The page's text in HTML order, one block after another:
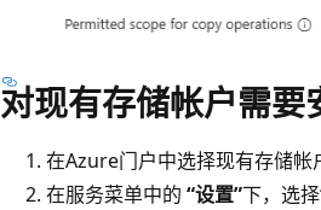
对现有存储帐户需要
在Azure门户中选择现有存储帐
在服务菜单中的 “设置”下，选